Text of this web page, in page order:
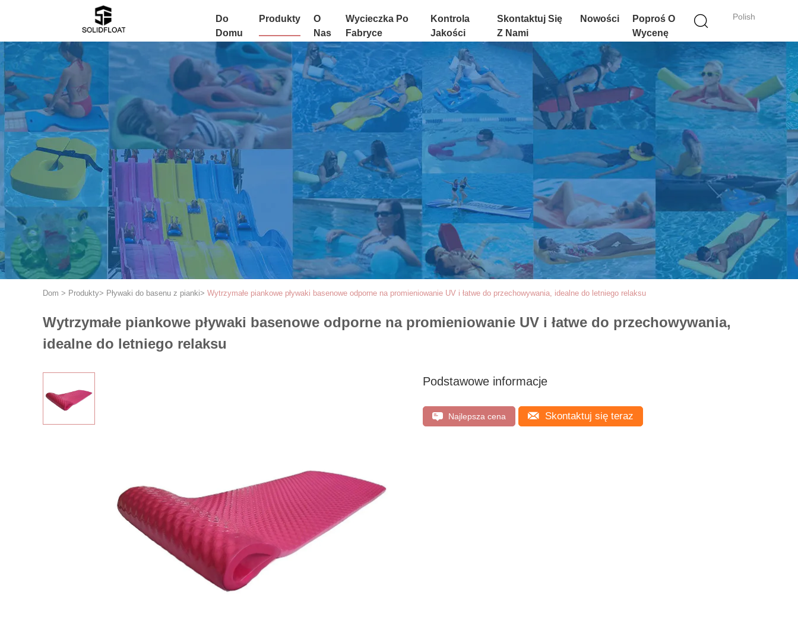
Polish
Do
Domu
Produkty
O
Nas
Wycieczka Po
Fabryce
Kontrola
Jakości
Skontaktuj Się
Z Nami
Nowości
Poproś O
Wycenę
Dom > Produkty> Pływaki do basenu z pianki> Wytrzymałe piankowe pływaki basenowe odporne na promieniowanie UV i łatwe do przechowywania, idealne do letniego relaksu
Wytrzymałe piankowe pływaki basenowe odporne na promieniowanie UV i łatwe do przechowywania,
idealne do letniego relaksu
Podstawowe informacje
Najlepsza cena Skontaktuj się teraz